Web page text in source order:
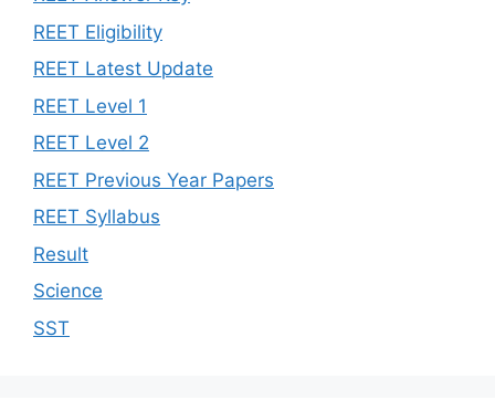
REET Eligibility
REET Latest Update
REET Level 1
REET Level 2
REET Previous Year Papers
REET Syllabus
Result
Science
SST